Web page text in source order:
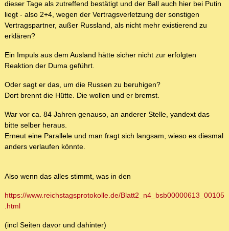
dieser Tage als zutreffend bestätigt und der Ball auch hier bei Putin
liegt - also 2+4, wegen der Vertragsverletzung der sonstigen
Vertragspartner, außer Russland, als nicht mehr existierend zu
erklären?
Ein Impuls aus dem Ausland hätte sicher nicht zur erfolgten
Reaktion der Duma geführt.
Oder sagt er das, um die Russen zu beruhigen?
Dort brennt die Hütte. Die wollen und er bremst.
War vor ca. 84 Jahren genauso, an anderer Stelle, yandext das
bitte selber heraus.
Erneut eine Parallele und man fragt sich langsam, wieso es diesmal
anders verlaufen könnte.
Also wenn das alles stimmt, was in den
https://www.reichstagsprotokolle.de/Blatt2_n4_bsb00000613_00105
.html
(incl Seiten davor und dahinter)